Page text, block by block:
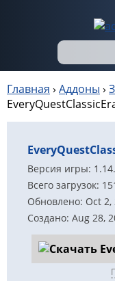
Главная › Аддоны ›
Версия игры:
Всего загрузок:
Обновлено: Oct 2,
Создано: Aug 28,